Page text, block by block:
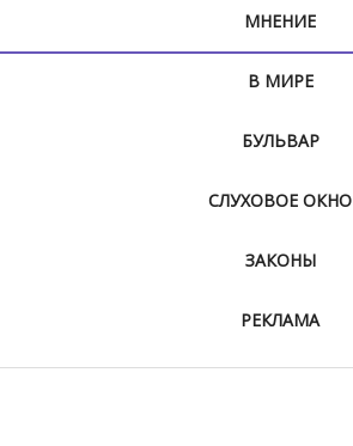
МНЕНИЕ
В МИРЕ
БУЛЬВАР
СЛУХОВОЕ ОКНО
ЗАКОНЫ
РЕКЛАМА